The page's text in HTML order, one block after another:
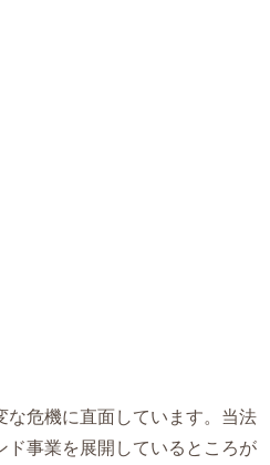
危機に直面しています。当法
ド事業を展開しているところが